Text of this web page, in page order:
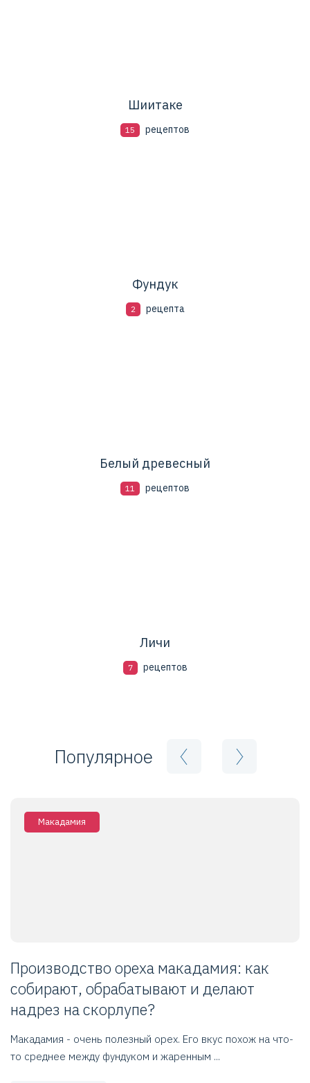
Шиитаке
15 рецептов
Фундук
2 рецепта
Белый древесный
11 рецептов
Личи
7 рецептов
Популярное
Макадамия
Производство ореха макадамия: как
собирают, обрабатывают и делают
надрез на скорлупе?
Макадамия - очень полезный орех. Его вкус похож на что-
то среднее между фундуком и жаренным ...